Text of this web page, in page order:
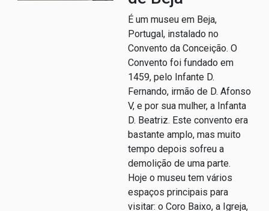
É um museu em Beja,
Portugal, instalado no
Convento da Conceição. O
Convento foi fundado em
1459, pelo Infante D.
Fernando, irmão de D. Afonso
V, e por sua mulher, a Infanta
D. Beatriz. Este convento era
bastante amplo, mas muito
tempo depois sofreu a
demolição de uma parte.
Hoje o museu tem vários
espaços principais para
visitar: o Coro Baixo, a Igreja,